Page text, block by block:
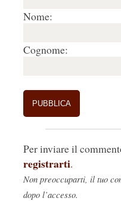
reimpiegare
persone.
Un'ennesima politica
siti-feticcio,
l' incremento di soli
emancipare le
sarebbe necessario e
sempre più
"sentire", ecc.
Rispondi
Nome:
Cognome:
Per inviare il
registrarti.
Non preoccuparti, il tuo
dopo l’accesso.